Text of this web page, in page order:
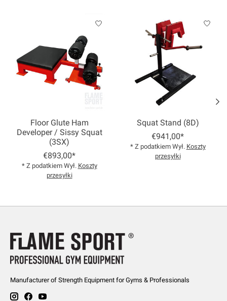
Floor Glute Ham
Developer / Sissy Squat
(3SX)
€893,00*
* Z podatkiem Wył. Koszty
przesyłki
Squat Stand (8D)
€941,00*
* Z podatkiem Wył. Koszty
przesyłki
Manufacturer of Strength Equipment for Gyms & Professionals